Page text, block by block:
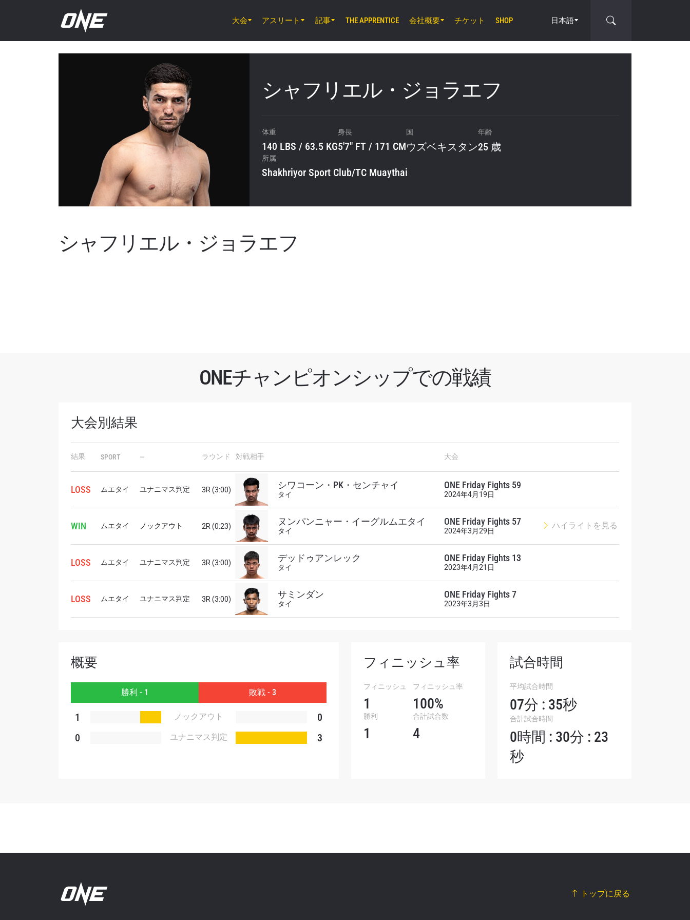
大会
ONE SAMURAI 2
アスリート 記事 THE APPRENTICE 会社概要 チケット SHOP 日本語
シャフリエル・ジョラエフ
体重
140 LBS / 63.5 KG
身長
5'7" FT / 171 CM
国
ウズベキスタン
年齢
25 歳
所属
Shakhriyor Sport Club/TC Muaythai
シャフリエル・ジョラエフ
ONEチャンピオンシップでの戦績
大会別結果
結果 SPORT — ラウンド 対戦相手 大会
LOSS ムエタイ ユナニマス判定 3R (3:00) シワコーン・PK・センチャイ
タイ
ONE Friday Fights 59
2024年4月19日
WIN ムエタイ ノックアウト 2R (0:23) ヌンパンニャー・イーグルムエタイ
タイ
ONE Friday Fights 57
2024年3月29日
ハイライトを見る
LOSS ムエタイ ユナニマス判定 3R (3:00) デッドゥアンレック
タイ
ONE Friday Fights 13
2023年4月21日
LOSS ムエタイ ユナニマス判定 3R (3:00) サミンダン
タイ
ONE Friday Fights 7
2023年3月3日
概要
勝利 - 1 敗戦 - 3
1 ノックアウト
0
0
ユナニマス判定 3
フィニッシュ率
フィニッシュ
1
フィニッシュ率
100%
勝利
1
合計試合数
4
試合時間
平均試合時間
07分 : 35秒
合計試合時間
0時間 : 30分 : 23
秒
トップに戻る
ハイライトを見る
ONEチャンピオンシップとどこでも一緒！ 最新ニュース、特別オファ
ー、ライブイベントの最高の席をゲットするため今すぐ登録を！
名前（ローマ字で記入）
購読
このフォームを送信することにより、お客様は当社の
に基づく情報の収集、使用および開示に同意したことになります。
お客様は、いつでも配信を停止することができます。